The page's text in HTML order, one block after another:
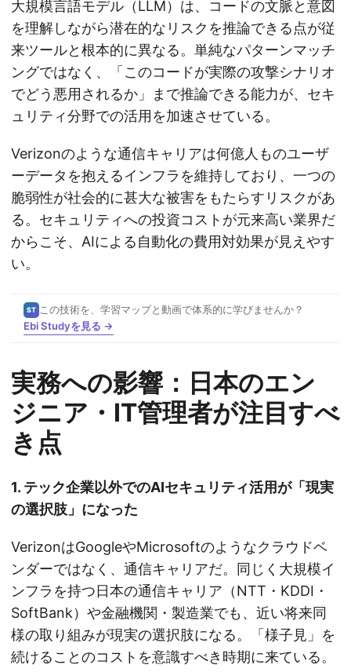
大規模言語モデル（LLM）は、コードの文脈と意図
を理解しながら潜在的なリスクを推論できる点が従
来ツールと根本的に異なる。単純なパターンマッチ
ングではなく、「このコードが実際の攻撃シナリオ
でどう悪用されるか」まで推論できる能力が、セキ
ュリティ分野での活用を加速させている。
Verizonのような通信キャリアは何億人ものユーザ
ーデータを抱えるインフラを維持しており、一つの
脆弱性が社会的に甚大な被害をもたらすリスクがあ
る。セキュリティへの投資コストが元来高い業界だ
からこそ、AIによる自動化の費用対効果が見えやす
い。
ST この技術を、学習マップと動画で体系的に学びませんか？
Ebi Studyを見る →
実務への影響：日本のエン
ジニア・IT管理者が注目すべ
き点
1. テック企業以外でのAIセキュリティ活用が「現実
の選択肢」になった
VerizonはGoogleやMicrosoftのようなクラウドベ
ンダーではなく、通信キャリアだ。同じく大規模イ
ンフラを持つ日本の通信キャリア（NTT・KDDI・
SoftBank）や金融機関・製造業でも、近い将来同
様の取り組みが現実の選択肢になる。「様子見」を
続けることのコストを意識すべき時期に来ている。